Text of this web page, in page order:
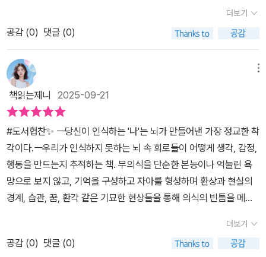
할에, 우리가 중요하게 여기는 부분에 집중한다. 그러다 어느 순간이
오면 우리가 어떻게 느끼고 있는지, 그 순간의 감정은 무엇인지, 무엇
을 기대하고 두려워하는지, 그 순간이 우리에게 무슨 ‘의미’인지에 대
한 맥락이 생겨난다. 그리고 그 맥락을 바탕으로 뇌는 초고를 쓰기 시
작한다.수면과 각성의 틈신경학자들이 수면마비(가위눌림)라는 신비
한 현상에 대해 알게 된지 한 세기가 지났다. 램수면 동안 근육이 마비
되고 가장 생생하게 꿈에 빠져든다. 잠에서 깬 순간 중요한 두 가지 변
화가 생긴다. 첫째, 의식이 완전히 돌아온다. 둘째, 마비된 상태에서
벗어나 근육을 컨트롤할 수 있는 상태가 된다.학계에서는 수면마비를
겪는 사람이 인구의 8퍼센트 정도라고 추산한다. 미국만 해도 2000
여만 명이 평생 동안 적어도 한 번은 수면마비를 경험한다. 증상의 심
각성은 사람마다 다른데, 대다수는 수면마비 시간이 고작 몇 초이고
느낄 가능성이 높다. 수면까지 그대로 이어진 스트레스는 쉽게 잊히
이 오히려 위로처럼 느껴져요.내가 내 마음을 다 알 수 없는 것은 당연
해 주는, 생각할 거리 많은 뇌과학 교양서랍니다.
끌이다. 의식상태에서 우리는 그 거대한 무의식을 모르고 살지만 때
로 문득문득 튀어 나온다. 이 책은 '우리의 사고방식과 행동방식의 근
본적인 이유를 발견할 수 있을까?' 에서 출발한다. 저자는 신경의학자
이자 신경과학자로 인간의식에 대한 여러 질문을 뇌의 의식계와 무의
식계의 작동방식을 추적하면서 찾고자 했다. 이 두 시스템이 어떻게
작동하여 우리의 경험을 만들어 내고 자아의식을 유지시키는 지 살펴
보는 건이 주요목적이다. 뇌는 보지 않아도 보는 법을 아는데 그 이유
는 의식의 빈틈을 메우는 메카니즘이 있기 때문이다. 이를 예술로 가
장 잘 표현한 것이 화가 살바도르 달리이다. 그는 대부분 우리가 이미
짐작하는 것을 그림으로 묘사했는 데, 그의 그림이 환상적이고 상상
력에 풍부해보이는 이유이다. 무의식의 또 다른 이름은 '습관' 이다.
의식이 없이도 무의식이 루틴대로 움직이는 경험은 다들 해본 적이
있을 것이다. 몸이 저절로 움직이깅에 멀티태스킹도 가능하다. 이 모
더보기
공감 (0) 댓글 (0)
책읽는제니 2025-09-21
#도서협찬✨️ ㅡ당신이 인식하는 '나'는 뇌가 만들어낸 가장 정교한 착
각이다.ㅡ우리가 인식하지 못하는 뇌 속 회로들이 어떻게 생각, 감정,
행동을 만드는지 추적하는 책. 무의식을 단순한 본능이나 억눌린 욕
망으로 보지 않고, 기억을 구성하고 자아를 형성하며 환상과 현실의
경계, 습관, 꿈, 환각 같은 기묘한 현상들을 통해 의식의 빈틈을 메우
평소 믿는 ‘나’라는 자아가 뇌가 만든 가장 정교한 이야기일 수 있다는
점이다. 무심코 한 행동, 잊고 싶었던 기억, 자주 겪는 기시감이나 꿈
더보기
공감 (0) 댓글 (0)